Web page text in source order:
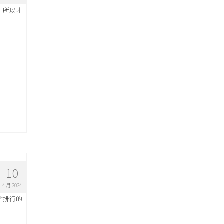
所以才
10
4 月 2024
排行的